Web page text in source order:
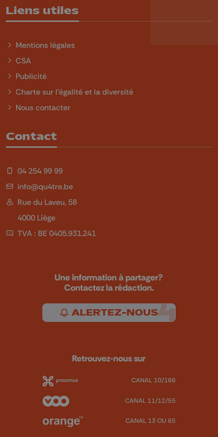
Liens utiles
Mentions légales
CSA
Publicité
Charte sur l'égalité et la diversité
Nous contacter
Contact
04 254 99 99
info@qu4tre.be
Rue du Laveu, 58
4000 Liège
TVA : BE 0405.931.241
Une information à partager?
Contactez la rédaction.
ALERTEZ-NOUS
Retrouvez-nous sur
CANAL 10/166
CANAL 11/12/55
CANAL 13 OU 65